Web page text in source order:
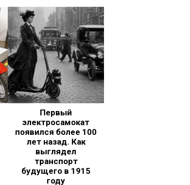
Первый
электросамокат
появился более 100
лет назад. Как
выглядел
транспорт
будущего в 1915
году